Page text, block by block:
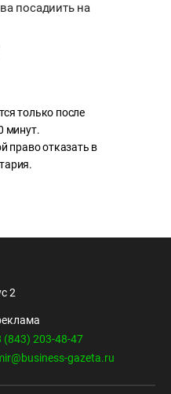
посадиить на
только после
минут.
право отказать в
2
(843) 203-48-47
gazeta.ru